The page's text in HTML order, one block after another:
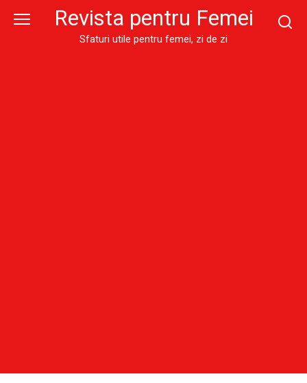
Revista pentru Femei
Sfaturi utile pentru femei, zi de zi